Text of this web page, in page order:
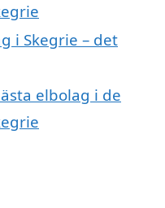
i Skegrie – det
elbolag i de